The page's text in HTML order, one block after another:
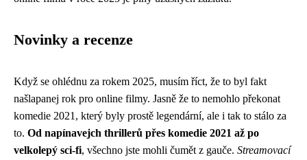
Novinky a recenze
Když se ohlédnu za rokem 2025, musím říct, že to byl fakt
našlapanej rok pro online filmy. Jasně že to nemohlo překonat
komedie 2021 , který byly prostě legendární, ale i tak to stálo za
to. Od napínavejch thrillerů přes komedie 2021 až po
velkolepý sci-fi, všechno jste mohli čumět z gauče. Streamovací